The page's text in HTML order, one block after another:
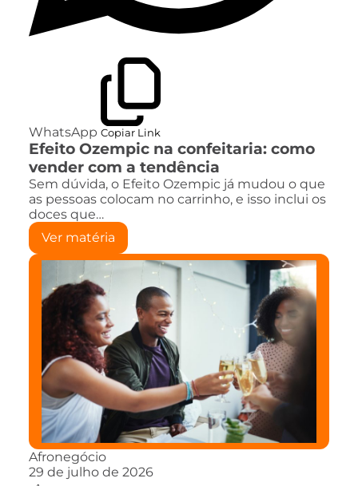
WhatsApp Copiar Link
Efeito Ozempic na confeitaria: como
vender com a tendência
Sem dúvida, o Efeito Ozempic já mudou o que
as pessoas colocam no carrinho, e isso inclui os
doces que…
Ver matéria
Afronegócio
29 de julho de 2026